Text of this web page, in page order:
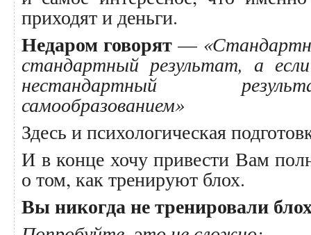
приходят и деньги.
Недаром говорят —
стандартный результат, а
нестандартный
самообразованием»
Здесь и психологическая
И в конце хочу привести Вам
о том, как тренируют блох.
Вы никогда не тренировали